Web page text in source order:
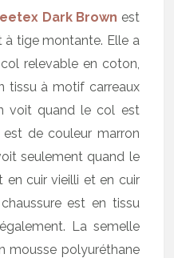
Dark Brown est
tige montante. Elle a
relevable en coton,
tissu à motif carreaux
voit quand le col est
est de couleur marron
seulement quand le
en cuir vieilli et en cuir
est en tissu
La semelle
mousse polyuréthane